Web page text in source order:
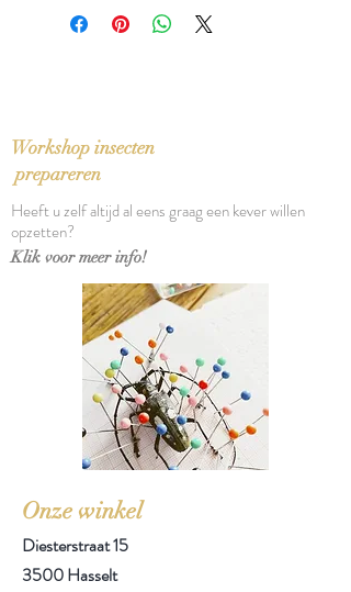
Uitgever: Snoeck-Ducaju & Zoon
Aantal pagina's: 311
Workshop insecten
prepareren
Heeft u zelf altijd al eens graag een kever willen
opzetten?
Klik voor meer info!
Onze winkel
Diesterstraat 15
3500 Hasselt